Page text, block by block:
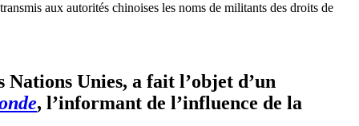
aux autorités chinoises les noms de militants des droits de
Unies, a fait l’objet d’un
, l’informant de l’influence de la